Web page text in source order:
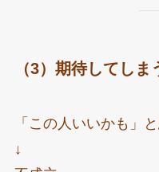
（3）期待してしま
「この人いいかも」
↓